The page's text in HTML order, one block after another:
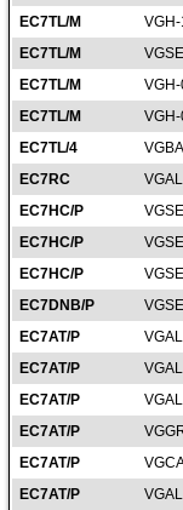
EC7TL/M
EC7TL/M
EC7TL/M
EC7TL/M
EC7TL/4
EC7RC
EC7HC/P
EC7HC/P
EC7HC/P
EC7DNB/P
EC7AT/P
EC7AT/P
EC7AT/P
EC7AT/P
EC7AT/P
EC7AT/P